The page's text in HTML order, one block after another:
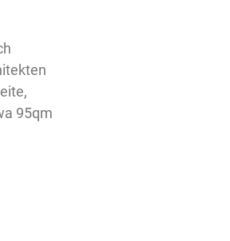
95qm